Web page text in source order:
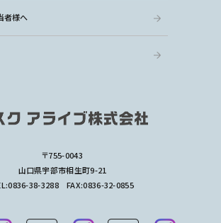
者様へ
〒755-0043
山口県宇部市相生町9-21
0836-38-3288FAX:0836-32-0855